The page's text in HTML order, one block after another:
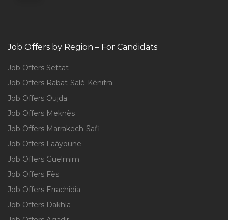
Job Offers by Region – For Candidats
Job Offers Settat
Job Offers Rabat-Salé-Kénitra
Job Offers Oujda
Job Offers Meknès
Job Offers Marrakech-Safi
Job Offers Laâyoune
Job Offers Guelmim
Job Offers Fès
Job Offers Errachidia
Job Offers Dakhla